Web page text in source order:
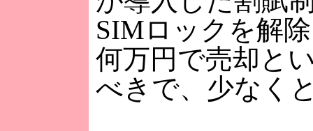
SIMロックを解
何万円で売却と
べきで、少なく